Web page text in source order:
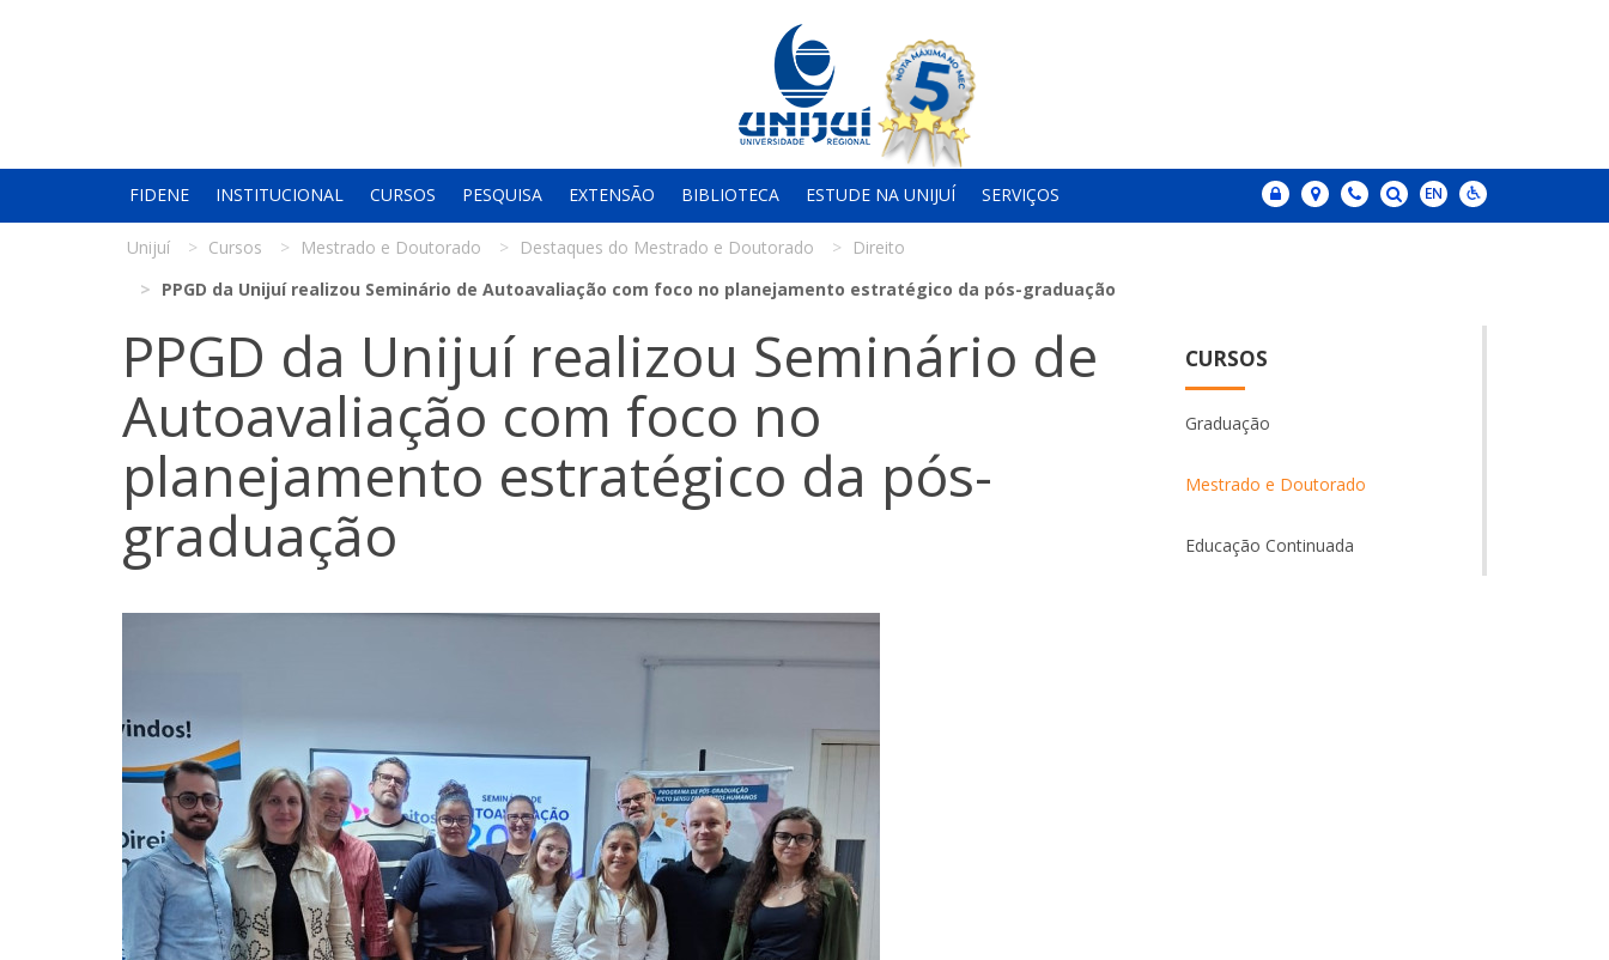
FIDENE INSTITUCIONAL CURSOS PESQUISA EXTENSÃO BIBLIOTECA ESTUDE NA UNIJUÍ SERVIÇOS
Unijuí Cursos Mestrado e Doutorado Destaques do Mestrado e Doutorado
Direito
PPGD da Unijuí realizou Seminário de Autoavaliação com foco no planejamento estratégico da pós-graduação
PPGD da Unijuí realizou Seminário de
Autoavaliação com foco no
planejamento estratégico da pós-
graduação
CURSOS
Graduação
Mestrado e Doutorado
Educação Continuada